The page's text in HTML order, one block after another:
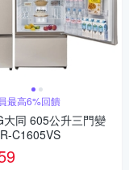
最高6%回饋
大同 605公升三門變
C1605VS